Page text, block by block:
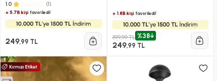
1.0 (1)
+ 5.7B kişi favoriledi!
249,99 TL
+ 1.8B kişifavoriledi!
399,99 TL %38
249,99 TL